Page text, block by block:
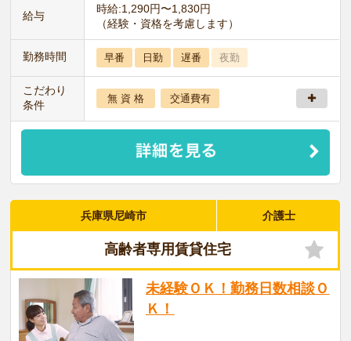
給与
時給:1,290円〜1,830円
（経験・資格を考慮します）
勤務時間 早番 日勤 遅番 夜勤
こだわり
条件
無 資 格 交通費有
兵庫県尼崎市 介護士
高齢者専用賃貸住宅
未経験ＯＫ！勤務日数相談Ｏ
Ｋ！